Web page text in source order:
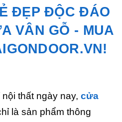
ĐẸP ĐỘC ĐÁO
VÂN GỖ - MUA
thất ngày nay, cửa
là sản phẩm thông